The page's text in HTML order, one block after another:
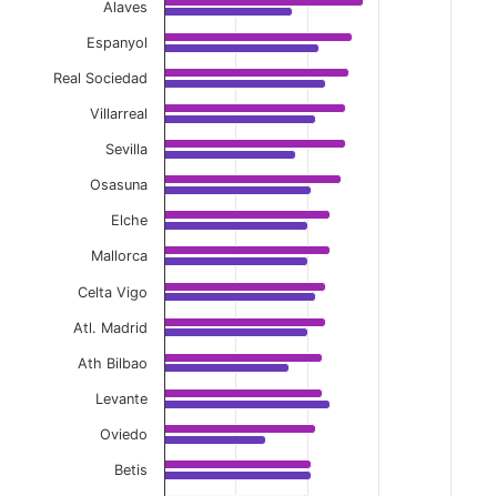
The chart has 1 X axis displaying categories.
The chart has 1 Y axis displaying values. Data ranges
Alaves
Espanyol
Real Sociedad
Villarreal
Sevilla
Osasuna
Elche
Mallorca
Celta Vigo
Atl. Madrid
Ath Bilbao
Levante
Oviedo
Betis